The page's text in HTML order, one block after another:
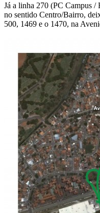
Já a linha 270 (PC Campus /
no sentido Centro/Bairro,
500, 1469 e o 1470, na